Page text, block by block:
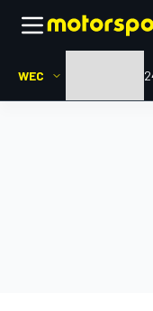
WEC ル・マン